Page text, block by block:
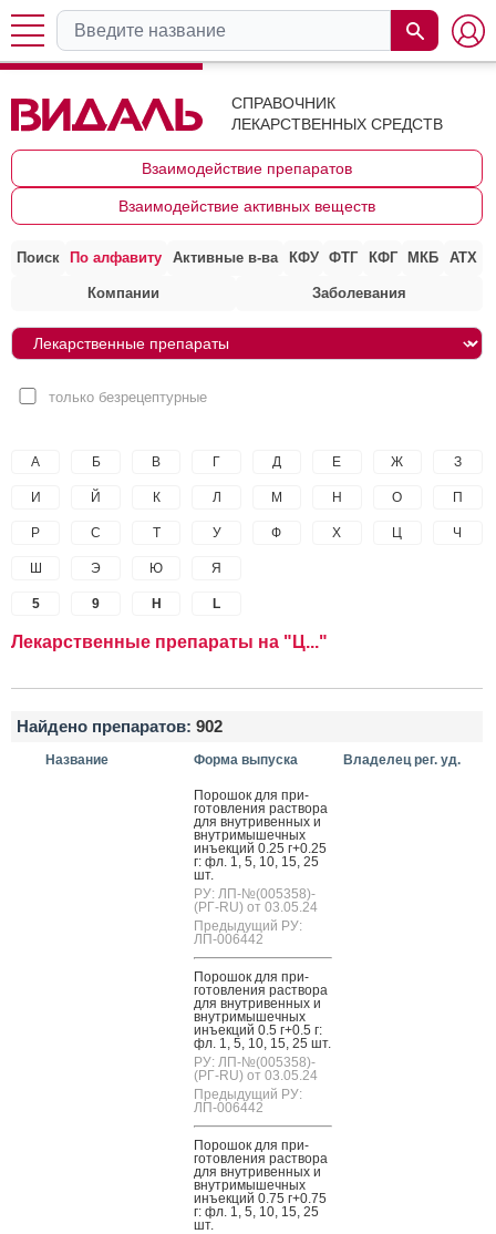
СПРАВОЧНИК
ЛЕКАРСТВЕННЫХ СРЕДСТВ
Взаимодействие препаратов
Взаимодействие активных веществ
Поиск По алфавиту Активные в-ва КФУ ФТГ КФГ МКБ АТХ
Компании Заболевания
только безрецептурные
А Б В Г Д Е Ж З
И Й К Л М Н О П
Р С Т У Ф Х Ц Ч
Ш Э Ю Я
5 9 H L
Лекарственные препараты на "Ц..."
Найдено препаратов: 902
Название Форма выпуска Владелец рег. уд.
По­рошок для при­
готов­ле­ния рас­тво­ра
для внут­ри­вен­ных и
внут­ри­мышеч­ных
инъ­ек­ций 0.25 г+0.25
г: фл. 1, 5, 10, 15, 25
шт.
РУ: ЛП-№(005358)-
(РГ-RU) от 03.05.24
Предыдущий РУ:
ЛП-006442
По­рошок для при­
готов­ле­ния рас­тво­ра
для внут­ри­вен­ных и
внут­ри­мышеч­ных
инъ­ек­ций 0.5 г+0.5 г:
фл. 1, 5, 10, 15, 25 шт.
РУ: ЛП-№(005358)-
(РГ-RU) от 03.05.24
Предыдущий РУ:
ЛП-006442
По­рошок для при­
готов­ле­ния рас­тво­ра
для внут­ри­вен­ных и
внут­ри­мышеч­ных
инъ­ек­ций 0.75 г+0.75
г: фл. 1, 5, 10, 15, 25
шт.